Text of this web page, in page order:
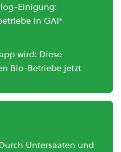
Einigung:
in GAP
wird: Diese
Bio-Betriebe jetzt
Untersaaten und